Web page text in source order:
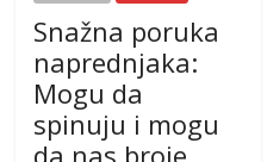
Snažna poruka
naprednjaka:
Mogu da
spinuju i mogu
da nas broje,